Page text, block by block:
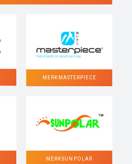
MERK MASTERPIECE
MERK SUN POLAR